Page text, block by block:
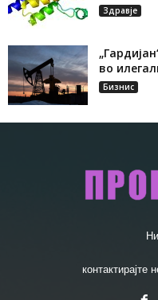
Здравје
во
Бизнис
контактирајте